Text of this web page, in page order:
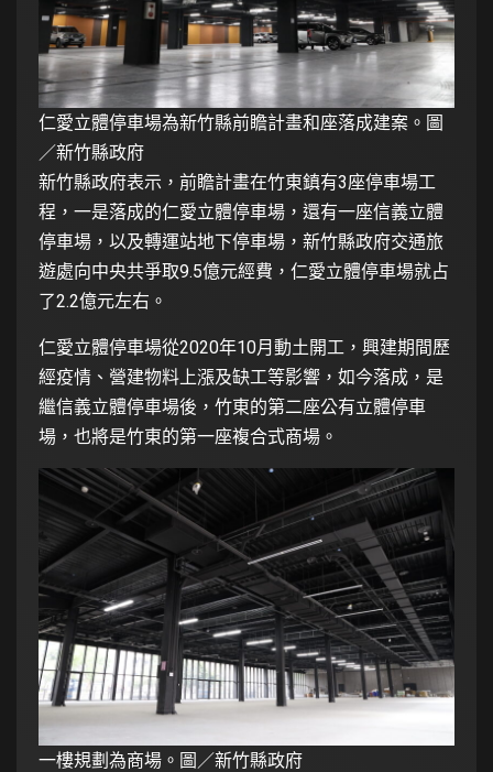
仁愛立體停車場為新竹縣前瞻計畫和座落成建案。圖
／新竹縣政府
新竹縣政府表示，前瞻計畫在竹東鎮有3座停車場工
程，一是落成的仁愛立體停車場，還有一座信義立體
停車場，以及轉運站地下停車場，新竹縣政府交通旅
遊處向中央共爭取9.5億元經費，仁愛立體停車場就占
了2.2億元左右。
仁愛立體停車場從2020年10月動土開工，興建期間歷
經疫情、營建物料上漲及缺工等影響，如今落成，是
繼信義立體停車場後，竹東的第二座公有立體停車
場，也將是竹東的第一座複合式商場。
一樓規劃為商場。圖／新竹縣政府